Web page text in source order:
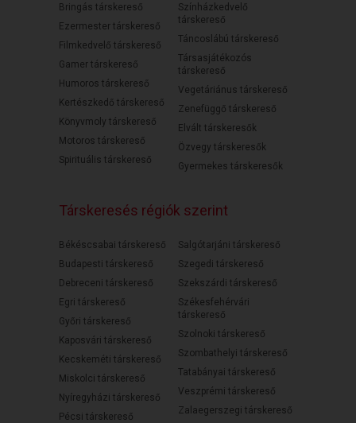
Bringás társkereső
Ezermester társkereső
Filmkedvelő társkereső
Gamer társkereső
Humoros társkereső
Kertészkedő társkereső
Könyvmoly társkereső
Motoros társkereső
Spirituális társkereső
Színházkedvelő
társkereső
Táncoslábú társkereső
Társasjátékozós
társkereső
Vegetáriánus társkereső
Zenefüggő társkereső
Elvált társkeresők
Özvegy társkeresők
Gyermekes társkeresők
Társkeresés régiók szerint
Békéscsabai társkereső
Budapesti társkereső
Debreceni társkereső
Egri társkereső
Győri társkereső
Kaposvári társkereső
Kecskeméti társkereső
Miskolci társkereső
Nyíregyházi társkereső
Pécsi társkereső
Salgótarjáni társkereső
Szegedi társkereső
Szekszárdi társkereső
Székesfehérvári
társkereső
Szolnoki társkereső
Szombathelyi társkereső
Tatabányai társkereső
Veszprémi társkereső
Zalaegerszegi társkereső